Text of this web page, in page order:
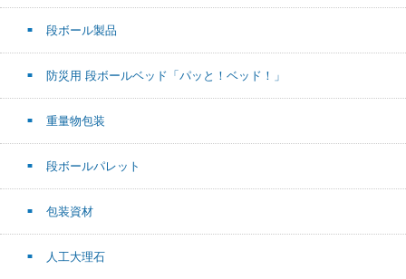
段ボール製品
防災用 段ボールベッド「パッと！ベッド！」
重量物包装
段ボールパレット
包装資材
人工大理石